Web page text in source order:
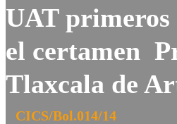
UAT primeros
el certamen
Tlaxcala de
CICS/Bol.014/14